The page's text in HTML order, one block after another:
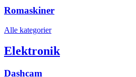
Romaskiner
Alle kategorier
Elektronik
Dashcam